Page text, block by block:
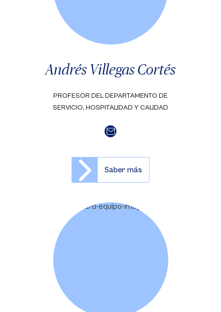
Andrés Villegas Cortés
PROFESOR DEL DEPARTAMENTO DE
SERVICIO, HOSPITALIDAD Y CALIDAD
Saber más